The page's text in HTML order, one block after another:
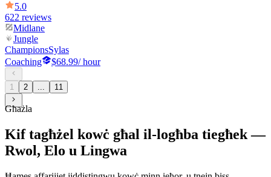
5.0
622 reviews
Midlane
Jungle
ChampionsSylas
Coaching
$68.99/ hour
1 2 ... 11
Għażla
Kif tagħżel kowċ għal il-logħba tiegħek —
Rwol, Elo u Lingwa